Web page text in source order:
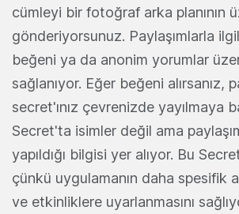
cümleyi bir fotoğraf arka planının
gönderiyorsunuz. Paylaşımlarla
beğeni ya da anonim yorumlar
sağlanıyor. Eğer beğeni alırsanız,
secret'ınız çevrenizde yayılmaya
Secret'ta isimler değil ama
yapıldığı bilgisi yer alıyor. Bu
çünkü uygulamanın daha spesifik
ve etkinliklere uyarlanmasını